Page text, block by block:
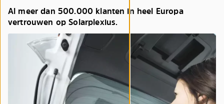
Al meer dan 500.000 klanten in heel Europa
vertrouwen op Solarplexius.